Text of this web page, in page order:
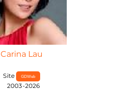
Carina Lau
Site GDWeb
2003-2026